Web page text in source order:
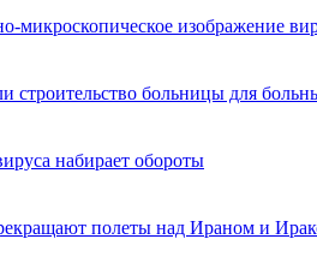
микроскопическое изображение
строительство больницы для
набирает обороты
полеты над Ираном и